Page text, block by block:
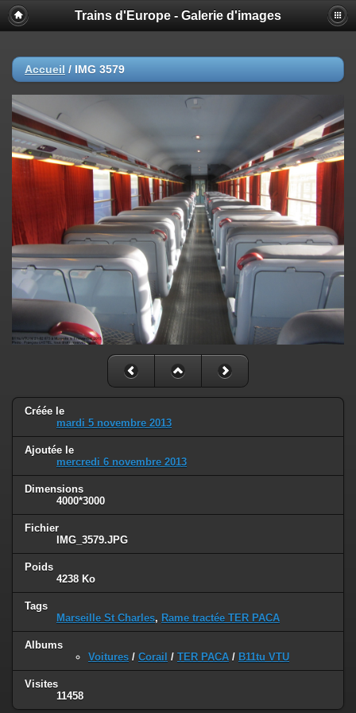
Trains d'Europe - Galerie d'images
Accueil / IMG 3579
Créée le
mardi 5 novembre 2013
Ajoutée le
mercredi 6 novembre 2013
Dimensions
4000*3000
Fichier
IMG_3579.JPG
Poids
4238 Ko
Tags
Marseille St Charles, Rame tractée TER PACA
Albums
Voitures / Corail / TER PACA / B11tu VTU
Visites
11458